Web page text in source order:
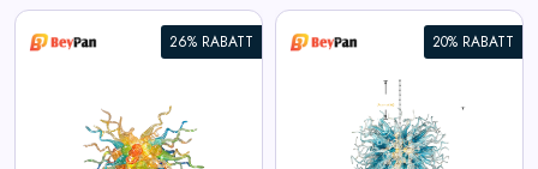
26% RABATT 20% RABATT
Blown Glass Chandeliers
Chihuly Style Blau